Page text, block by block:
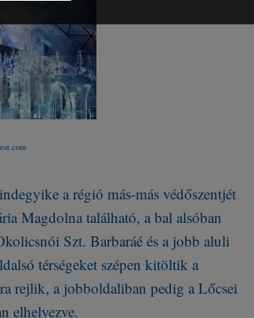
a régió más-más védőszentjét
Magdolna található, a bal alsóban
Szt. Barbaráé és a jobb aluli
térségeket szépen kitöltik a
rejlik, a jobboldaliban pedig a Lőcsei
elhelyezve.